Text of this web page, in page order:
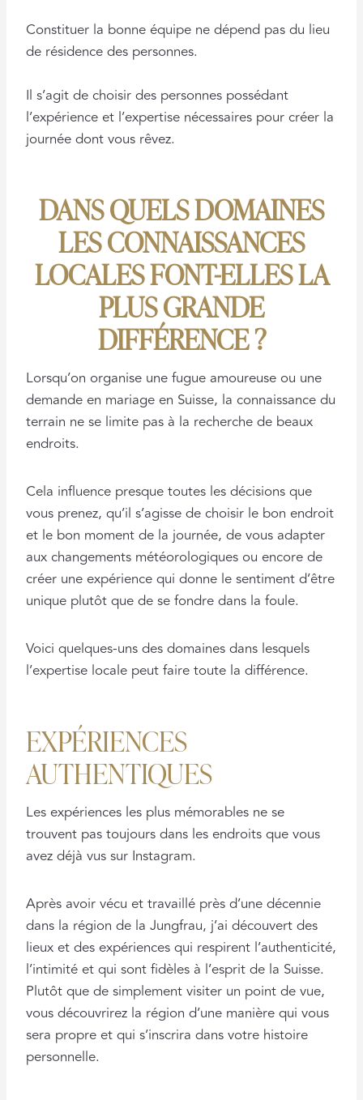
Constituer la bonne équipe ne dépend pas du lieu
de résidence des personnes.
Il s’agit de choisir des personnes possédant
l’expérience et l’expertise nécessaires pour créer la
journée dont vous rêvez.
DANS QUELS DOMAINES
LES CONNAISSANCES
LOCALES FONT-ELLES LA
PLUS GRANDE
DIFFÉRENCE ?
Lorsqu’on organise une fugue amoureuse ou une
demande en mariage en Suisse, la connaissance du
terrain ne se limite pas à la recherche de beaux
endroits.
Cela influence presque toutes les décisions que
vous prenez, qu’il s’agisse de choisir le bon endroit
et le bon moment de la journée, de vous adapter
aux changements météorologiques ou encore de
créer une expérience qui donne le sentiment d’être
unique plutôt que de se fondre dans la foule.
Voici quelques-uns des domaines dans lesquels
l’expertise locale peut faire toute la différence.
EXPÉRIENCES
AUTHENTIQUES
Les expériences les plus mémorables ne se
trouvent pas toujours dans les endroits que vous
avez déjà vus sur Instagram.
Après avoir vécu et travaillé près d’une décennie
dans la région de la Jungfrau, j’ai découvert des
lieux et des expériences qui respirent l’authenticité,
l’intimité et qui sont fidèles à l’esprit de la Suisse.
Plutôt que de simplement visiter un point de vue,
vous découvrirez la région d’une manière qui vous
sera propre et qui s’inscrira dans votre histoire
personnelle.